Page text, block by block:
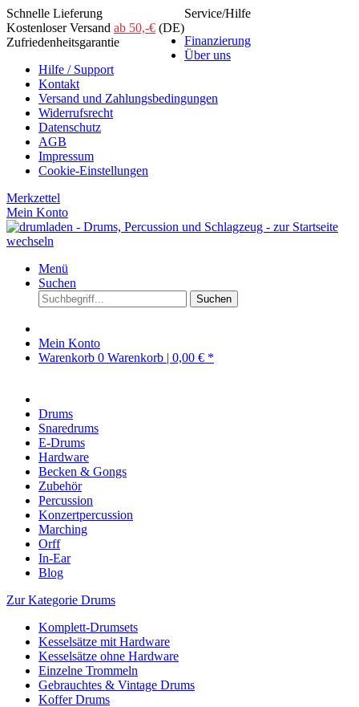
Schnelle Lieferung
Kostenloser Versand ab 50,-€ (DE)
Zufriedenheitsgarantie
Service/Hilfe
Finanzierung
Über uns
Hilfe / Support
Kontakt
Versand und Zahlungsbedingungen
Widerrufsrecht
Datenschutz
AGB
Impressum
Cookie-Einstellungen
Merkzettel
Mein Konto
Menü
Suchen
Suchen
Mein Konto
Warenkorb 0 Warenkorb | 0,00 € *
Drums
Snaredrums
E-Drums
Hardware
Becken & Gongs
Zubehör
Percussion
Konzertpercussion
Marching
Orff
In-Ear
Blog
Zur Kategorie Drums
Komplett-Drumsets
Kesselsätze mit Hardware
Kesselsätze ohne Hardware
Einzelne Trommeln
Gebrauchtes & Vintage Drums
Koffer Drums